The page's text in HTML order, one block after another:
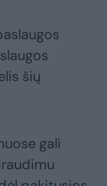
šių
gali